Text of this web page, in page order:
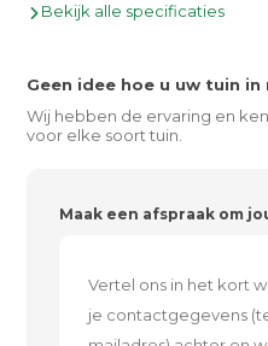
Bekijk alle specificaties
Geen idee hoe u uw tuin
Wij hebben de ervaring en
voor elke soort tuin.
Maak een afspraak om